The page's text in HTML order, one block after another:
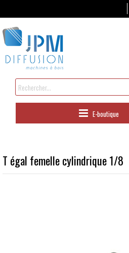
au
contenu
E-boutique
T égal femelle cylindrique 1/8